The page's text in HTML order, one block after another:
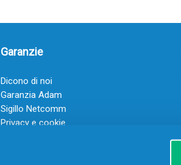
Garanzie
Dicono di noi
Garanzia Adam
Sigillo Netcomm
Privacy e cookie